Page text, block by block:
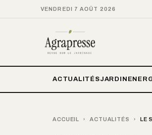
VENDREDI 7 AOÛT 2026
ACTUALITÉSJARDIN
ACCUEIL › ACTUALITÉS › LE